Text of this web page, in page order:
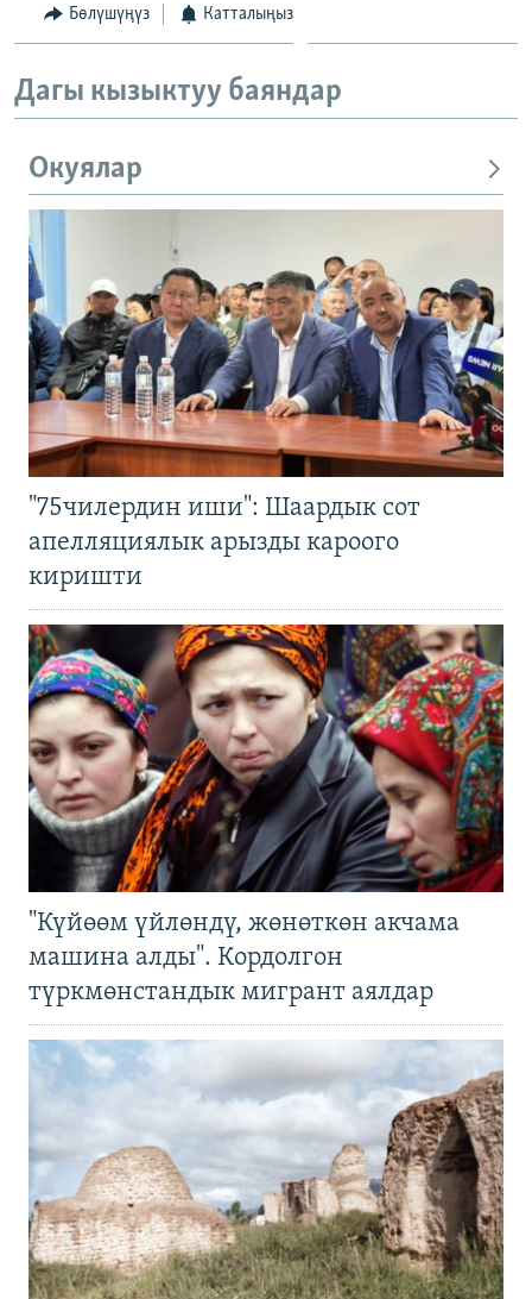
Бөлүшүңүз Катталыңыз
Дагы кызыктуу баяндар
Окуялар
"75чилердин иши": Шаардык сот
апелляциялык арызды кароого
киришти
"Күйөөм үйлөндү, жөнөткөн акчама
машина алды". Кордолгон
түркмөнстандык мигрант аялдар